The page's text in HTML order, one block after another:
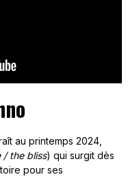
au printemps 2024,
/ the bliss) qui surgit dès
pour ses